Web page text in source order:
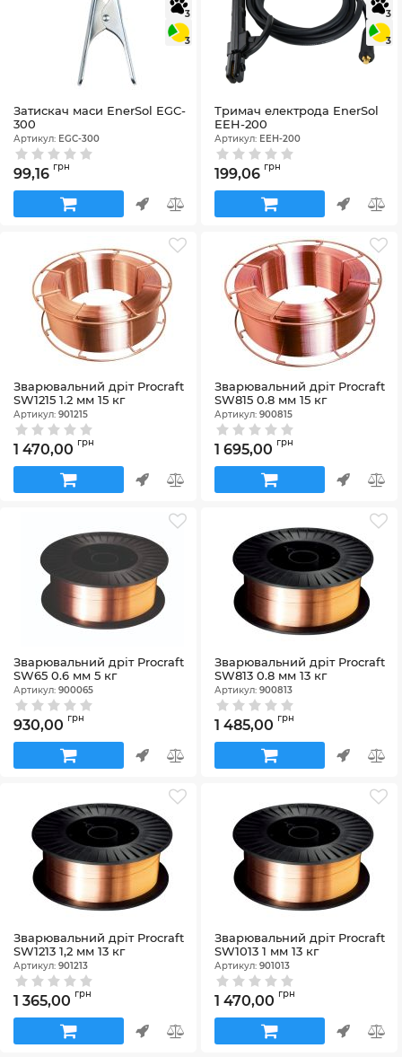
3
3
Затискач маси EnerSol EGC-
300
Артикул: EGC-300
99,16 грн
3
3
Тримач електрода EnerSol
EEH-200
Артикул: EEH-200
199,06 грн
Зварювальний дріт Procraft
SW1215 1.2 мм 15 кг
Артикул: 901215
1 470,00 грн
Зварювальний дріт Procraft
SW815 0.8 мм 15 кг
Артикул: 900815
1 695,00 грн
Зварювальний дріт Procraft
SW65 0.6 мм 5 кг
Артикул: 900065
930,00 грн
Зварювальний дріт Procraft
SW813 0.8 мм 13 кг
Артикул: 900813
1 485,00 грн
Зварювальний дріт Procraft
SW1213 1,2 мм 13 кг
Артикул: 901213
1 365,00 грн
Зварювальний дріт Procraft
SW1013 1 мм 13 кг
Артикул: 901013
1 470,00 грн